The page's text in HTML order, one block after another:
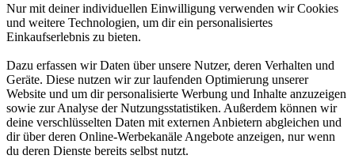
Nur mit deiner individuellen Einwilligung verwenden wir Cookies
und weitere Technologien, um dir ein personalisiertes
Einkaufserlebnis zu bieten.
Dazu erfassen wir Daten über unsere Nutzer, deren Verhalten und
Geräte. Diese nutzen wir zur laufenden Optimierung unserer
Website und um dir personalisierte Werbung und Inhalte anzuzeigen
sowie zur Analyse der Nutzungsstatistiken. Außerdem können wir
deine verschlüsselten Daten mit externen Anbietern abgleichen und
dir über deren Online-Werbekanäle Angebote anzeigen, nur wenn
du deren Dienste bereits selbst nutzt.